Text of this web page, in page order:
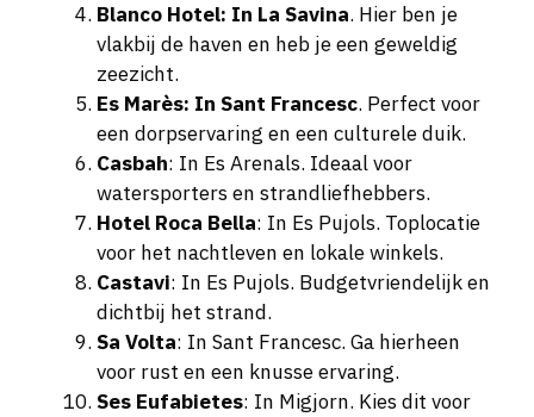
Blanco Hotel: In La Savina. Hier ben je
vlakbij de haven en heb je een geweldig
zeezicht.
Es Marès: In Sant Francesc. Perfect voor
een dorpservaring en een culturele duik.
Casbah: In Es Arenals. Ideaal voor
watersporters en strandliefhebbers.
Hotel Roca Bella: In Es Pujols. Toplocatie
voor het nachtleven en lokale winkels.
Castavi: In Es Pujols. Budgetvriendelijk en
dichtbij het strand.
Sa Volta: In Sant Francesc. Ga hierheen
voor rust en een knusse ervaring.
Ses Eufabietes: In Migjorn. Kies dit voor